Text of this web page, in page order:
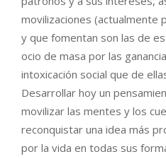
movilizaciones (actualmente
y que fomentan son las de
ocio de masa por las
intoxicación social que de
Desarrollar hoy un
movilizar las mentes y los
reconquistar una idea más
por la vida en todas sus